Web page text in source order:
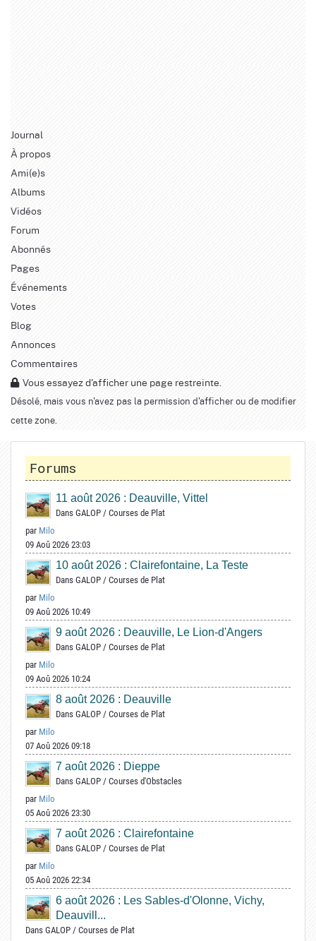
Journal
À propos
Ami(e)s
Albums
Vidéos
Forum
Abonnés
Pages
Événements
Votes
Blog
Annonces
Commentaires
Vous essayez d'afficher une page restreinte.
Désolé, mais vous n'avez pas la permission d'afficher ou de modifier
cette zone.
Forums
11 août 2026 : Deauville, Vittel
Dans GALOP / Courses de Plat
par Milo
09 Aoû 2026 23:03
10 août 2026 : Clairefontaine, La Teste
Dans GALOP / Courses de Plat
par Milo
09 Aoû 2026 10:49
9 août 2026 : Deauville, Le Lion-d'Angers
Dans GALOP / Courses de Plat
par Milo
09 Aoû 2026 10:24
8 août 2026 : Deauville
Dans GALOP / Courses de Plat
par Milo
07 Aoû 2026 09:18
7 août 2026 : Dieppe
Dans GALOP / Courses d'Obstacles
par Milo
05 Aoû 2026 23:30
7 août 2026 : Clairefontaine
Dans GALOP / Courses de Plat
par Milo
05 Aoû 2026 22:34
6 août 2026 : Les Sables-d'Olonne, Vichy,
Deauvill...
Dans GALOP / Courses de Plat